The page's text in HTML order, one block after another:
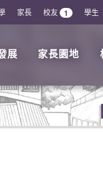
家長 校友 1 學生
展 家長園地